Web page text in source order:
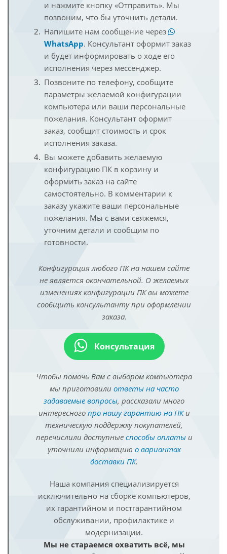
и нажмите кнопку «Отправить». Мы
позвоним, что бы уточнить детали.
Напишите нам сообщение через
WhatsApp. Консультант оформит заказ
и будет информировать о ходе его
исполнения через мессенджер.
Позвоните по телефону, сообщите
параметры желаемой конфигурации
компьютера или ваши персональные
пожелания. Консультант оформит
заказ, сообщит стоимость и срок
исполнения заказа.
Вы можете добавить желаемую
конфигурацию ПК в корзину и
оформить заказ на сайте
самостоятельно. В комментарии к
заказу укажите ваши персональные
пожелания. Мы с вами свяжемся,
уточним детали и сообщим по
готовности.
Конфигурация любого ПК на нашем сайте
не является окончательной. О желаемых
изменениях конфигурации ПК вы можете
сообщить консультанту при оформлении
заказа.
Консультация
Чтобы помочь Вам с выбором компьютера
мы приготовили ответы на часто
задаваемые вопросы, рассказали много
интересного про нашу гарантию на ПКи
техническую поддержку покупателей,
перечислили доступные способы оплатыи
уточнили информацию о вариантах
доставки ПК.
Наша компания специализируется
исключительно на сборке компьютеров,
их гарантийном и постгарантийном
обслуживании, профилактике и
модернизации.
Мы не стараемся охватить всё, мы